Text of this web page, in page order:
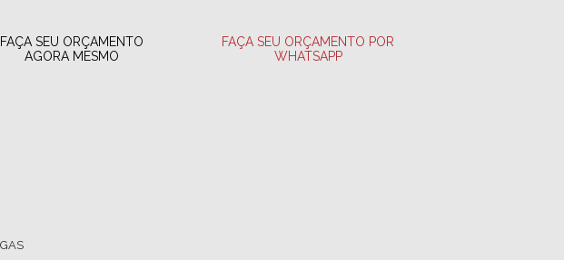
FAÇA SEU ORÇAMENTO
AGORA MESMO
FAÇA SEU ORÇAMENTO POR
WHATSAPP